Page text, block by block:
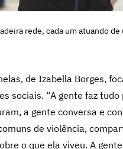
rede, cada um atuando de
de Izabella Borges,
sociais. “A gente faz
a gente conversa e
de violência,
o que ela viveu. A